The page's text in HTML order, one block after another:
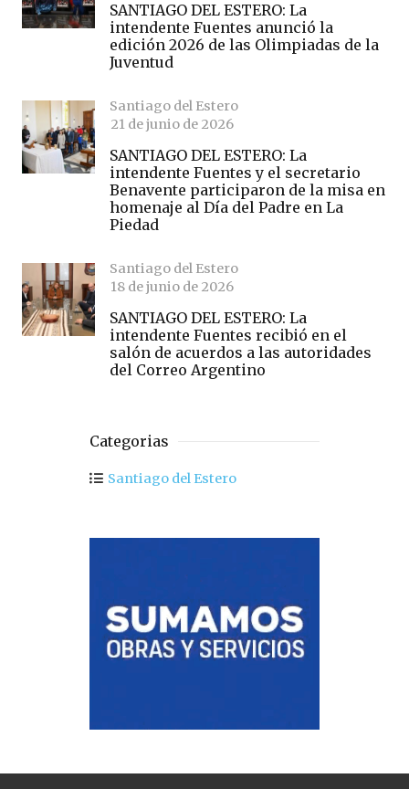
SANTIAGO DEL ESTERO: La
intendente Fuentes anunció la
edición 2026 de las Olimpiadas de la
Juventud
Santiago del Estero
21 de junio de 2026
SANTIAGO DEL ESTERO: La
intendente Fuentes y el secretario
Benavente participaron de la misa en
homenaje al Día del Padre en La
Piedad
Santiago del Estero
18 de junio de 2026
SANTIAGO DEL ESTERO: La
intendente Fuentes recibió en el
salón de acuerdos a las autoridades
del Correo Argentino
Categorias
Santiago del Estero